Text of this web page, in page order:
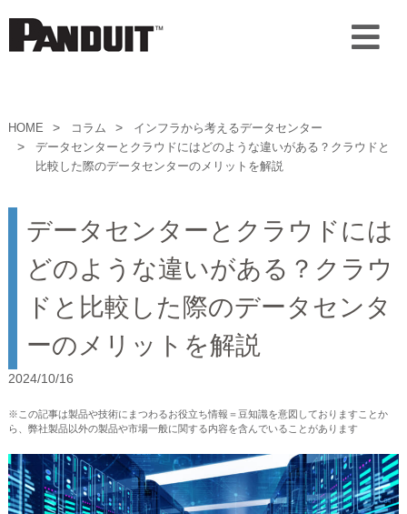
HOME コラム
インフラから考えるデータセンター
データセンターとクラウドにはどのような違いがある？クラウドと
比較した際のデータセンターのメリットを解説
データセンターとクラウドには
どのような違いがある？クラウ
ドと比較した際のデータセンタ
ーのメリットを解説
2024/10/16
※この記事は製品や技術にまつわるお役立ち情報＝豆知識を意図しておりますことか
ら、弊社製品以外の製品や市場一般に関する内容を含んでいることがあります